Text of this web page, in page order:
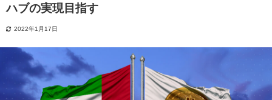
ハブの実現目指す
2022年1月17日